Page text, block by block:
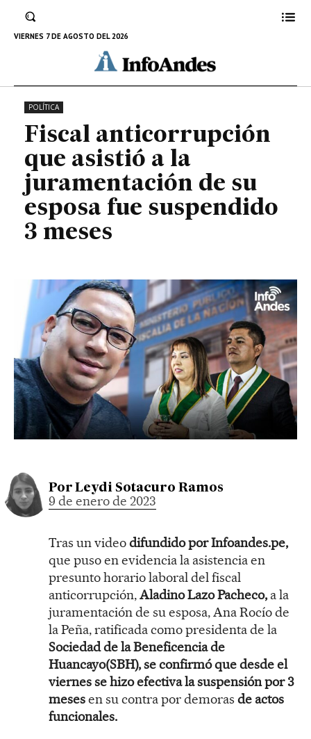
VIERNES 7 DE AGOSTO DEL 2026
a la juramentación de su esposa
fue suspendido 3 meses
9 DE ENERO DE 2023
POLÍTICA
Fiscal anticorrupción
que asistió a la
juramentación de su
esposa fue suspendido
3 meses
Por Leydi Sotacuro Ramos
9 de enero de 2023
Tras un videodifundido por Infoandes.pe,
que puso en evidencia la asistencia en
presunto horario laboral del fiscal
anticorrupción,Aladino Lazo Pacheco, a la
juramentación de su esposa, Ana Rocío de
la Peña, ratificada como presidenta de la
Sociedad de la Beneficencia de
Huancayo(SBH), se confirmó que desde el
viernes se hizo efectiva la suspensión por 3
mesesen su contra por demoras de actos
funcionales.